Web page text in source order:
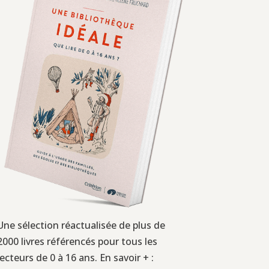
sélection réactualisée de plus de
livres référencés pour tous les
de 0 à 16 ans. En savoir + :